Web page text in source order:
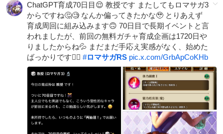
ChatGPT育成70日目😌 教授です またしてもロマサガ3
からですね🤔🧐 なんか偏ってきたかな🥹 とりあえず
育成周回に組み込みます🙃 70日目で長期イベントと言
われましたが、前回の無料ガチャ育成企画は1720日や
りましたからね💦 まだまだ手応え実感がなく、始めた
ばっかりです🙂‍↕️ #ロマサガRS pic.x.com/GrbApCoKHb